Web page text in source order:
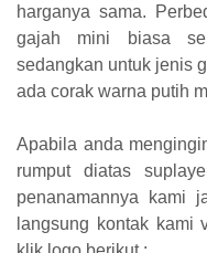
harganya sama.
gajah mini biasa
sedangkan untuk jenis
ada corak warna putih
Apabila anda
rumput diatas
penanamannya kami
langsung kontak kami